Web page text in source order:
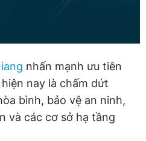
- BTTTT cấp ngày 24.3.2020
về Báo Thanh Niên. Cấm sao
có sự chấp thuận bằng văn
JSC.
nhấn mạnh ưu tiên
nay là chấm dứt
bình, bảo vệ an ninh,
và các cơ sở hạ tầng